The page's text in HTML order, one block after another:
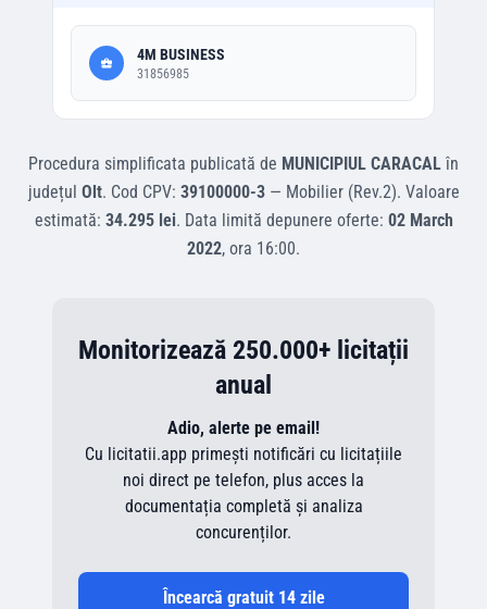
4M BUSINESS
31856985
Procedura simplificata publicată de MUNICIPIUL CARACAL în
județul Olt. Cod CPV: 39100000-3— Mobilier (Rev.2). Valoare
estimată: 34.295 lei. Data limită depunere oferte: 02 March
2022, ora 16:00.
Monitorizează 250.000+ licitații
anual
Adio, alerte pe email!
Cu licitatii.app primești notificări cu licitațiile
noi direct pe telefon, plus acces la
documentația completă și analiza
concurenților.
Încearcă gratuit 14 zile